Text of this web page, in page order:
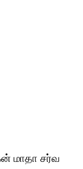
மாதா சர்வ